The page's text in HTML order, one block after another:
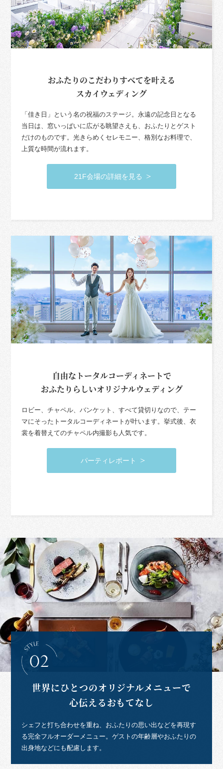
おふたりのこだわりすべてを叶える
スカイウェディング
「佳き日」という名の祝福のステージ。永遠の記念日となる
当日は、窓いっぱいに広がる眺望さえも、おふたりとゲスト
だけのものです。光きらめくセレモニー、格別なお料理で、
上質な時間が流れます。
21F会場の詳細を見る
自由なトータルコーディネートで
おふたりらしいオリジナルウェディング
ロビー、チャペル、バンケット、すべて貸切りなので、テー
マにそったトータルコーディネートが叶います。挙式後、衣
裳を着替えてのチャペル内撮影も人気です。
パーティレポート
世界にひとつのオリジナルメニューで
心伝えるおもてなし
シェフと打ち合わせを重ね、おふたりの思い出などを再現す
る完全フルオーダーメニュー。ゲストの年齢層やおふたりの
出身地などにも配慮します。